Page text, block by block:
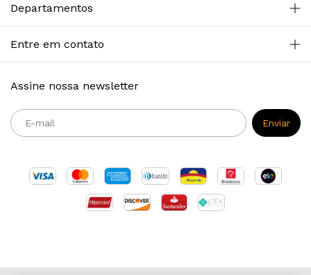
Departamentos
Entre em contato
Assine nossa newsletter